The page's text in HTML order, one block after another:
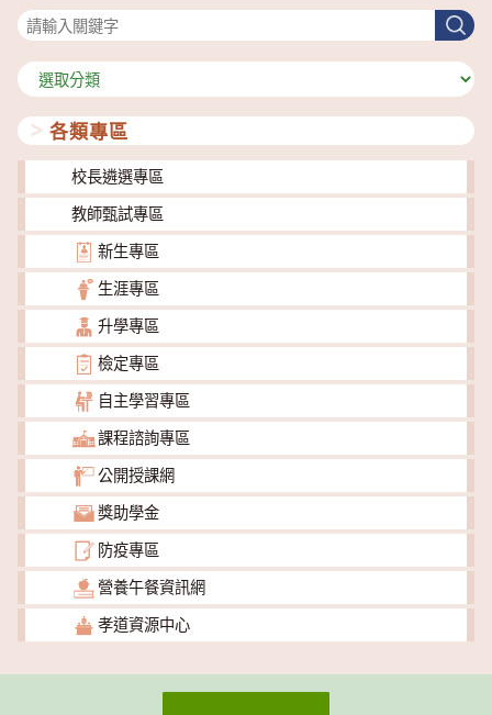
搜
尋
分
類
各類專區
校長遴選專區
教師甄試專區
新生專區
生涯專區
升學專區
檢定專區
自主學習專區
課程諮詢專區
公開授課網
獎助學金
防疫專區
營養午餐資訊網
孝道資源中心